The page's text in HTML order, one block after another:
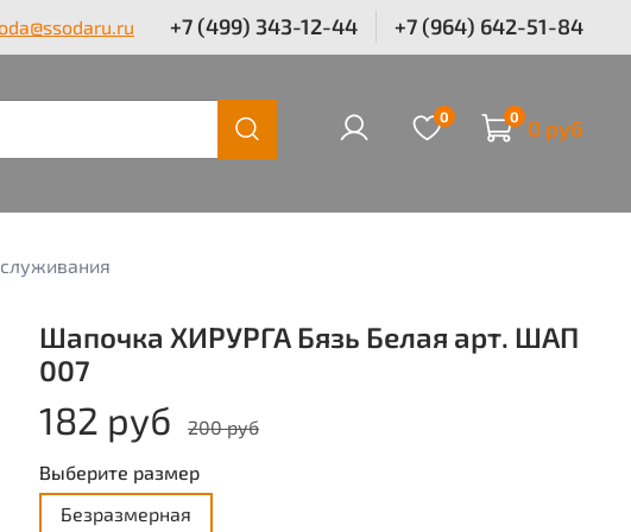
+7 (499) 343-12-44 +7 (964) 642-51-84
0 0 0 руб
Шапочка ХИРУРГА Бязь Белая арт. ШАП
007
182 руб
200 руб
Выберите размер
Безразмерная